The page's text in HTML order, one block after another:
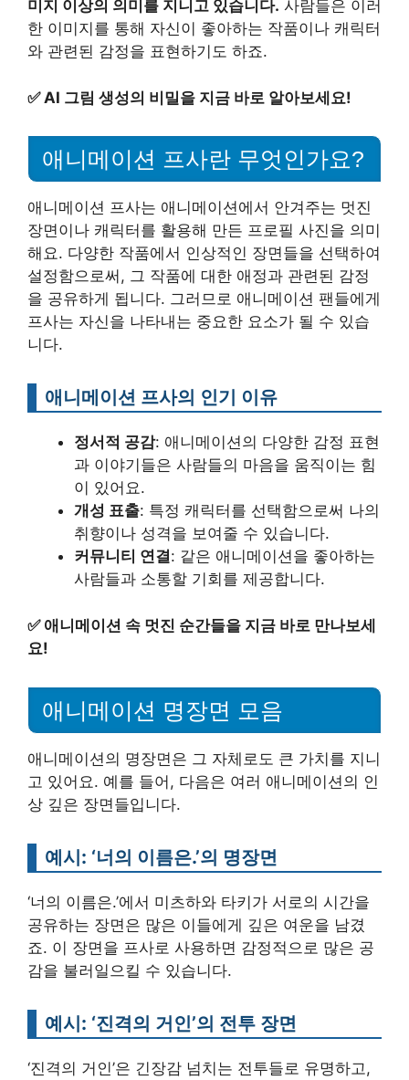
미지 이상의 의미를 지니고 있습니다. 사람들은 이러
한 이미지를 통해 자신이 좋아하는 작품이나 캐릭터
와 관련된 감정을 표현하기도 하죠.
✅ AI 그림 생성의 비밀을 지금 바로 알아보세요!
애니메이션 프사란 무엇인가요?
애니메이션 프사는 애니메이션에서 안겨주는 멋진
장면이나 캐릭터를 활용해 만든 프로필 사진을 의미
해요. 다양한 작품에서 인상적인 장면들을 선택하여
설정함으로써, 그 작품에 대한 애정과 관련된 감정
을 공유하게 됩니다. 그러므로 애니메이션 팬들에게
프사는 자신을 나타내는 중요한 요소가 될 수 있습
니다.
애니메이션 프사의 인기 이유
정서적 공감: 애니메이션의 다양한 감정 표현
과 이야기들은 사람들의 마음을 움직이는 힘
이 있어요.
개성 표출: 특정 캐릭터를 선택함으로써 나의
취향이나 성격을 보여줄 수 있습니다.
커뮤니티 연결: 같은 애니메이션을 좋아하는
사람들과 소통할 기회를 제공합니다.
✅ 애니메이션 속 멋진 순간들을 지금 바로 만나보세
요!
애니메이션 명장면 모음
애니메이션의 명장면은 그 자체로도 큰 가치를 지니
고 있어요. 예를 들어, 다음은 여러 애니메이션의 인
상 깊은 장면들입니다.
예시: ‘너의 이름은.’의 명장면
‘너의 이름은.’에서 미츠하와 타키가 서로의 시간을
공유하는 장면은 많은 이들에게 깊은 여운을 남겼
죠. 이 장면을 프사로 사용하면 감정적으로 많은 공
감을 불러일으킬 수 있습니다.
예시: ‘진격의 거인’의 전투 장면
‘진격의 거인’은 긴장감 넘치는 전투들로 유명하고,